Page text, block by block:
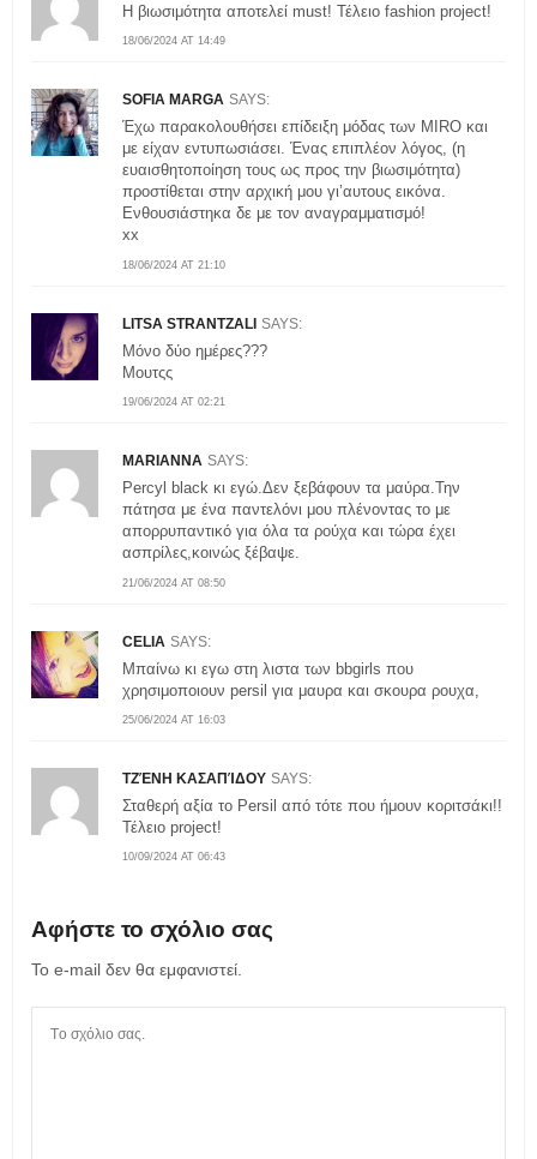
18/06/2024 AT 14:49
Η βιωσιμότητα αποτελεί must! Τέλειο fashion project!
SOFIA MARGA SAYS:
18/06/2024 AT 21:10
Έχω παρακολουθήσει επίδειξη μόδας των MIRO και
με είχαν εντυπωσιάσει. Ένας επιπλέον λόγος, (η
ευαισθητοποίηση τους ως προς την βιωσιμότητα)
προστίθεται στην αρχική μου γι’αυτους εικόνα.
Ενθουσιάστηκα δε με τον αναγραμματισμό!
xx
LITSA STRANTZALI SAYS:
19/06/2024 AT 02:21
Μόνο δύο ημέρες???
Μουτςς
MARIANNA SAYS:
21/06/2024 AT 08:50
Percyl black κι εγώ.Δεν ξεβάφουν τα μαύρα.Την
πάτησα με ένα παντελόνι μου πλένοντας το με
απορρυπαντικό για όλα τα ρούχα και τώρα έχει
ασπρίλες,κοινώς ξέβαψε.
CELIA SAYS:
25/06/2024 AT 16:03
Μπαίνω κι εγω στη λιστα των bbgirls που
χρησιμοποιουν persil για μαυρα και σκουρα ρουχα,
ΤΖΈΝΗ ΚΑΣΑΠΊΔΟΥ SAYS:
10/09/2024 AT 06:43
Σταθερή αξία το Persil από τότε που ήμουν κοριτσάκι!!
Τέλειο project!
Αφήστε το σχόλιο σας
Το e-mail δεν θα εμφανιστεί.